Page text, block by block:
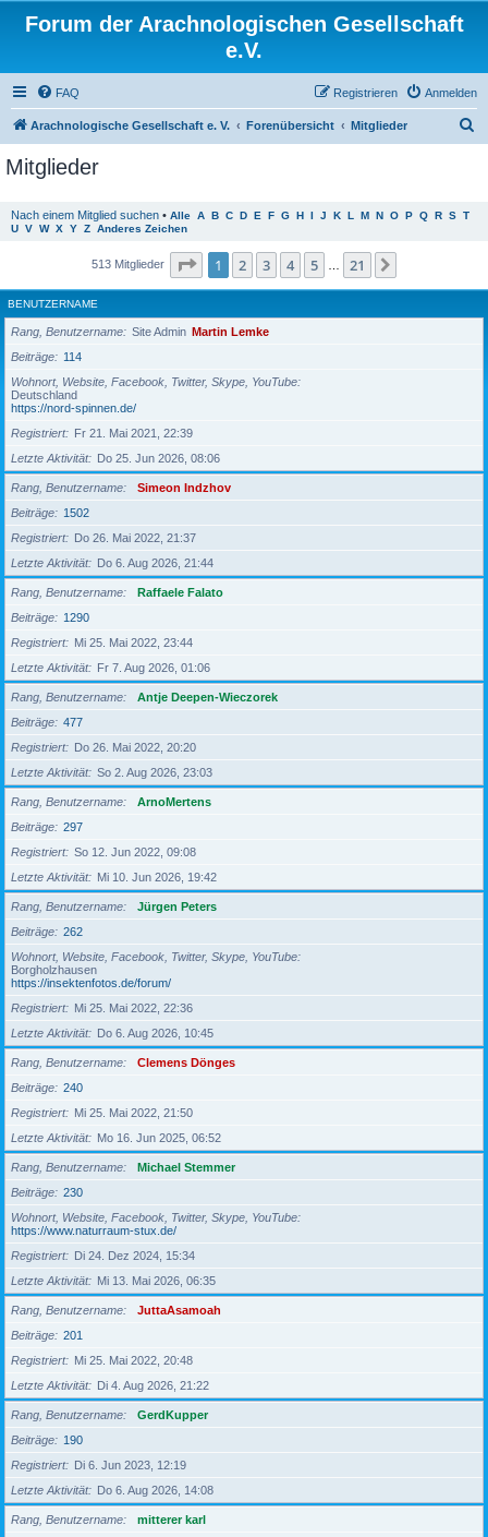
Forum der Arachnologischen Gesellschaft
e.V.
FAQ Anmelden
Registrieren
Arachnologische Gesellschaft e. V. Forenübersicht Mitglieder
Mitglieder
Nach einem Mitglied suchen • Alle A B C D E F G H I J K L M N O P Q R S T
U V W X Y Z Anderes Zeichen
513 Mitglieder Seite 1von 21
1 2 3 4 5 21
BENUTZERNAME
Rang, Benutzername Site Admin Martin Lemke
Beiträge
114
Wohnort, Website, Facebook, Twitter, Skype, YouTube
Deutschland
https://nord-spinnen.de/
Registriert
Fr 21. Mai 2021, 22:39
Letzte Aktivität
Do 25. Jun 2026, 08:06
Rang, Benutzername
Simeon Indzhov
Beiträge
1502
Registriert
Do 26. Mai 2022, 21:37
Letzte Aktivität
Do 6. Aug 2026, 21:44
Rang, Benutzername
Raffaele Falato
Beiträge
1290
Registriert
Mi 25. Mai 2022, 23:44
Letzte Aktivität
Fr 7. Aug 2026, 01:06
Rang, Benutzername
Antje Deepen-Wieczorek
Beiträge
477
Registriert
Do 26. Mai 2022, 20:20
Letzte Aktivität
So 2. Aug 2026, 23:03
Rang, Benutzername
ArnoMertens
Beiträge
297
Registriert
So 12. Jun 2022, 09:08
Letzte Aktivität
Mi 10. Jun 2026, 19:42
Rang, Benutzername
Jürgen Peters
Beiträge
262
Wohnort, Website, Facebook, Twitter, Skype, YouTube
Borgholzhausen
https://insektenfotos.de/forum/
Registriert
Mi 25. Mai 2022, 22:36
Letzte Aktivität
Do 6. Aug 2026, 10:45
Rang, Benutzername
Clemens Dönges
Beiträge
240
Registriert
Mi 25. Mai 2022, 21:50
Letzte Aktivität
Mo 16. Jun 2025, 06:52
Rang, Benutzername
Michael Stemmer
Beiträge
230
Wohnort, Website, Facebook, Twitter, Skype, YouTube
https://www.naturraum-stux.de/
Registriert
Di 24. Dez 2024, 15:34
Letzte Aktivität
Mi 13. Mai 2026, 06:35
Rang, Benutzername
JuttaAsamoah
Beiträge
201
Registriert
Mi 25. Mai 2022, 20:48
Letzte Aktivität
Di 4. Aug 2026, 21:22
Rang, Benutzername
GerdKupper
Beiträge
190
Registriert
Di 6. Jun 2023, 12:19
Letzte Aktivität
Do 6. Aug 2026, 14:08
Rang, Benutzername
mitterer karl